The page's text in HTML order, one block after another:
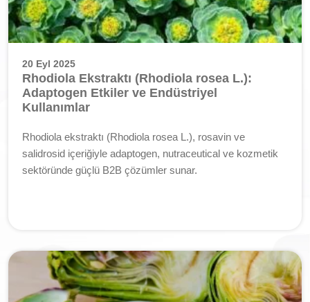
20 Eyl 2025
Rhodiola Ekstraktı (Rhodiola rosea L.):
Adaptogen Etkiler ve Endüstriyel
Kullanımlar
Rhodiola ekstraktı (Rhodiola rosea L.), rosavin ve
salidrosid içeriğiyle adaptogen, nutraceutical ve kozmetik
sektöründe güçlü B2B çözümler sunar.